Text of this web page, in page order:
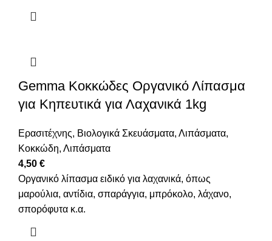
Gemma Κοκκώδες Οργανικό Λίπασμα
για Κηπευτικά για Λαχανικά 1kg
Ερασιτέχνης, Βιολογικά Σκευάσματα, Λιπάσματα,
Κοκκώδη, Λιπάσματα
4,50 €
Οργανικό λίπασμα ειδικό για λαχανικά, όπως
μαρούλια, αντίδια, σπαράγγια, μπρόκολο, λάχανο,
σπορόφυτα κ.α.